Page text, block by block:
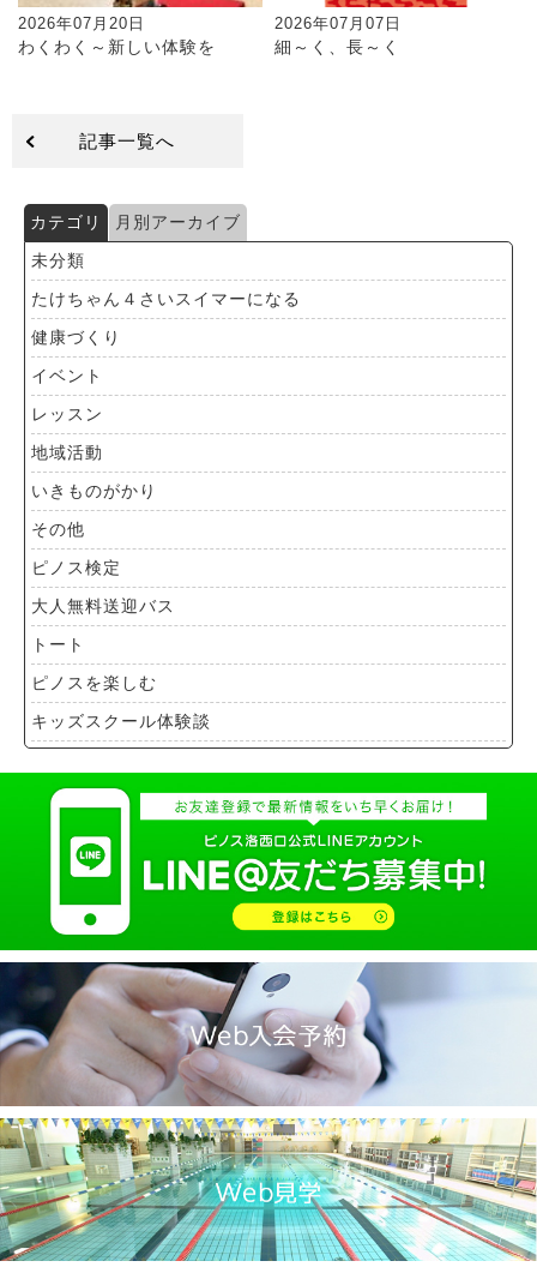
2026年07月20日
わくわく～新しい体験を
2026年07月07日
細～く、長～く
記事一覧へ
カテゴリ
月別アーカイブ
未分類
たけちゃん４さいスイマーになる
健康づくり
イベント
レッスン
地域活動
いきものがかり
その他
ピノス検定
大人無料送迎バス
トート
ピノスを楽しむ
キッズスクール体験談